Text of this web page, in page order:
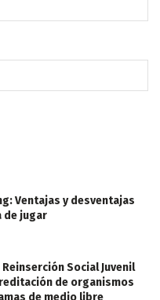
Ventajas y desventajas
de jugar
Social Juvenil
de organismos
de medio libre